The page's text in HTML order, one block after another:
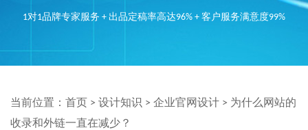
1对1品牌专家服务 + 出品定稿率高达96% + 客户服务满意度99%
当前位置： 首页 > 设计知识 > 企业官网设计 > 为什么网站的
收录和外链一直在减少？